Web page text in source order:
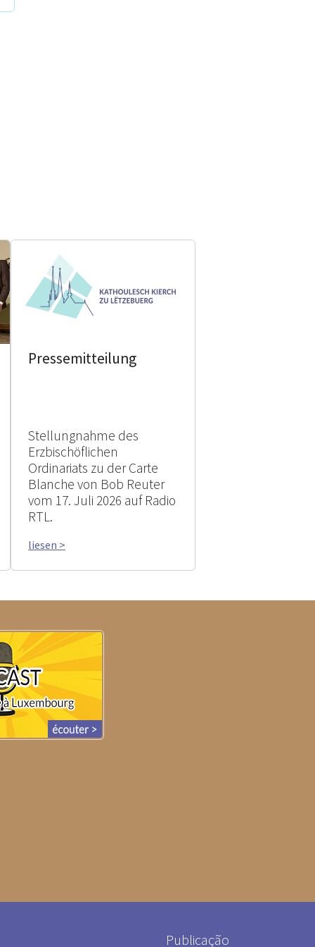
Pressemitteilung
Stellungnahme des
Erzbischöflichen
Ordinariats zu der Carte
Blanche von Bob Reuter
vom 17. Juli 2026 auf Radio
RTL.
liesen >
Publicação